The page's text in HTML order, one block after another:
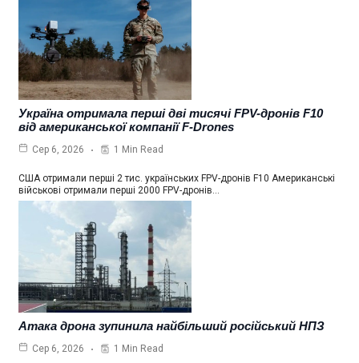
Україна отримала перші дві тисячі FPV-дронів F10
від американської компанії F-Drones
Сер 6, 2026 1 Min Read
США отримали перші 2 тис. українських FPV-дронів F10 Американські
військові отримали перші 2000 FPV-дронів…
Атака дрона зупинила найбільший російський НПЗ
Сер 6, 2026 1 Min Read